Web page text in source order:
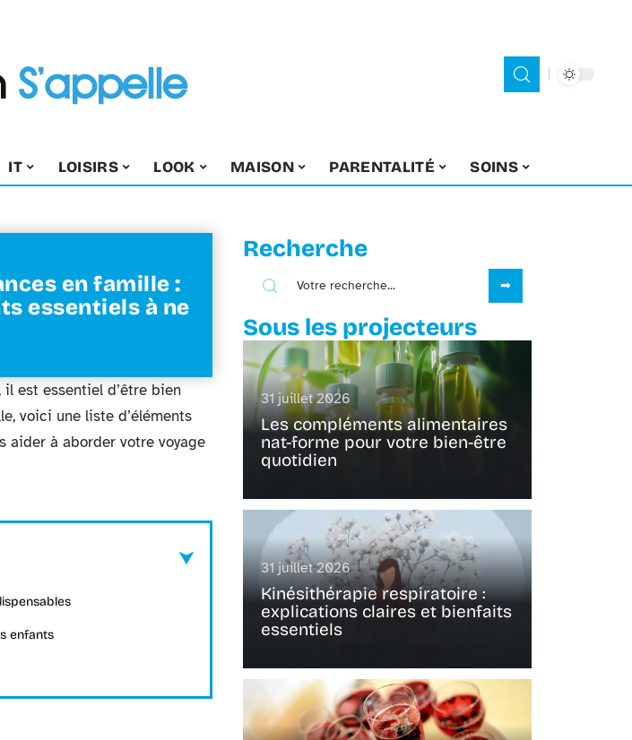
IT LOISIRS LOOK MAISON PARENTALITÉ SOINS
en famille :
essentiels à ne
est essentiel d’être bien
voici une liste d’éléments
aider à aborder votre voyage
enfants
Recherche
Sous les projecteurs
31 juillet 2026
Les compléments alimentaires
nat-forme pour votre bien-être
quotidien
31 juillet 2026
Kinésithérapie respiratoire :
explications claires et bienfaits
essentiels